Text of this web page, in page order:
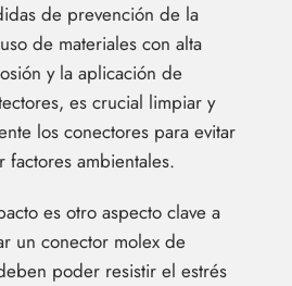
de prevención de la
de materiales con alta
y la aplicación de
es crucial limpiar y
los conectores para evitar
factores ambientales.
es otro aspecto clave a
un conector molex de
poder resistir el estrés